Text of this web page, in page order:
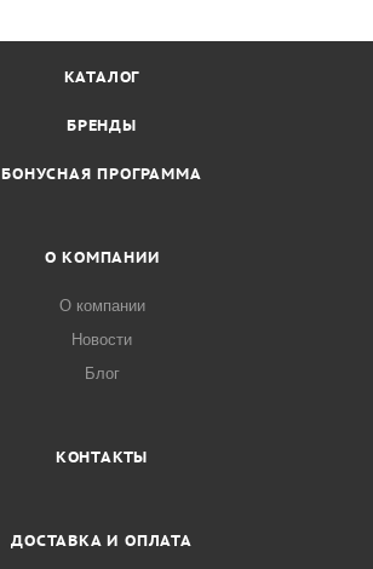
КАТАЛОГ
БРЕНДЫ
БОНУСНАЯ ПРОГРАММА
О КОМПАНИИ
О компании
Новости
Блог
КОНТАКТЫ
ДОСТАВКА И ОПЛАТА